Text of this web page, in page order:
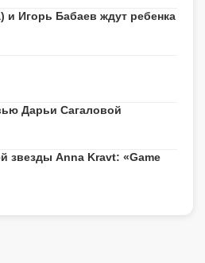
и Игорь Бабаев ждут ребенка
Дарьи Сагаловой
звезды Anna Kravt: «Game